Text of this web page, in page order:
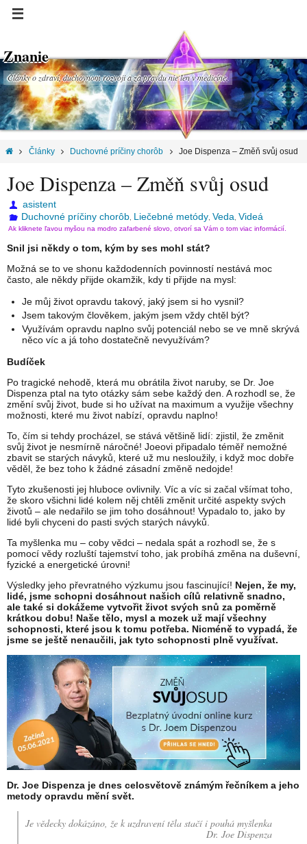
Znanie
Články o zdraví, duchovnom rozvoji a za pravdu nie len v medicíne.
Články Duchovné príčiny chorôb Joe Dispenza – Změň svůj osud
Joe Dispenza – Změň svůj osud
asistent
Duchovné príčiny chorôb Liečebné metódy Veda Videá
Ak kliknete ľavou myšou na modro zafarbené slovo, otvorí sa Vám o tom viac informácií.
Snil jsi někdy o tom, kým by ses mohl stát?
Možná se to ve shonu každodenních povinností nestává moc
často, ale někdy přijde okamžik, kdy ti přijde na mysl:
Je můj život opravdu takový, jaký jsem si ho vysnil?
Jsem takovým člověkem, jakým jsem vždy chtěl být?
Využívám opravdu naplno svůj potenciál nebo se ve mně skrývá
něco víc a já toho dostatečně nevyužívám?
Budíček
Po tragické nehodě, která mu obrátila život naruby, se Dr. Joe
Dispenza ptal na tyto otázky sám sebe každý den. A rozhodl se, že
změní svůj život, bude si ho užívat na maximum a využije všechny
možnosti, které mu život nabízí, opravdu naplno!
To, čím si tehdy procházel, se stává většině lidí: zjistil, že změnit
svůj život je nesmírně náročné! Joeovi připadalo téměř nemožné
zbavit se starých návyků, které už mu nesloužily, i když moc dobře
věděl, že bez toho k žádné zásadní změně nedojde!
Tyto zkušenosti jej hluboce ovlivnily. Víc a víc si začal všímat toho,
že skoro všichni lidé kolem něj chtěli změnit určité aspekty svých
životů – ale nedařilo se jim toho dosáhnout! Vypadalo to, jako by
lidé byli chyceni do pasti svých starých návyků.
Ta myšlenka mu – coby vědci – nedala spát a rozhodl se, že s
pomocí vědy rozluští tajemství toho, jak probíhá změna na duševní,
fyzické a energetické úrovni!
Výsledky jeho převratného výzkumu jsou fascinující! Nejen, že my,
lidé, jsme schopni dosáhnout našich cílů relativně snadno,
ale také si dokážeme vytvořit život svých snů za poměrně
krátkou dobu! Naše tělo, mysl a mozek už mají všechny
schopnosti, které jsou k tomu potřeba. Nicméně to vypadá, že
jsme se ještě nenaučili, jak tyto schopnosti plně využívat.
Dr. Joe Dispenza je dnes celosvětově známým řečníkem a jeho
metody opravdu mění svět.
Je vědecky dokázáno, že k uzdravení těla stačí i pouhá myšlenka
Dr. Joe Dispenza